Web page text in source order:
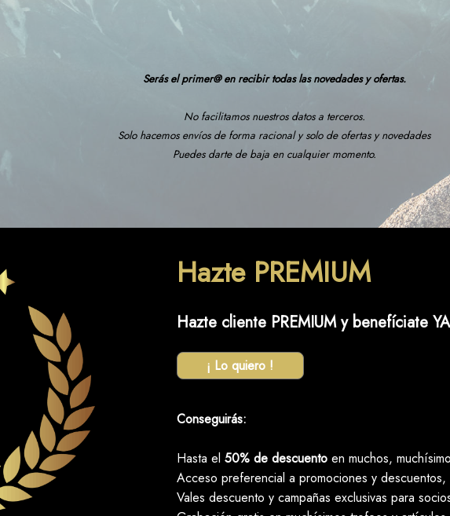
Serás el primer@ en recibir todas las novedades y ofertas.
No facilitamos nuestros datos a terceros.
Solo hacemos envíos de forma racional y solo de ofertas y novedades
Puedes darte de baja en cualquier momento.
Hazte PREMIUM
Hazte cliente PREMIUM y benefíciate
¡ Lo quiero !
Conseguirás:
Hasta el 50% de descuentoen muchos,
Acceso preferencial a promociones y
Vales descuento y campañas exclusivas para